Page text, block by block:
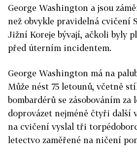
George Washington a jsou
než obvykle pravidelná cvičení
Jižní Koreje bývají, ačkoli byly
před úterním incidentem.
George Washington má na
Může nést 75 letounů, včetně
bombardérů se zásobováním za
doprovázet nejméně čtyři další
na cvičení vyslal tři
letectvo zaměřené na ničení